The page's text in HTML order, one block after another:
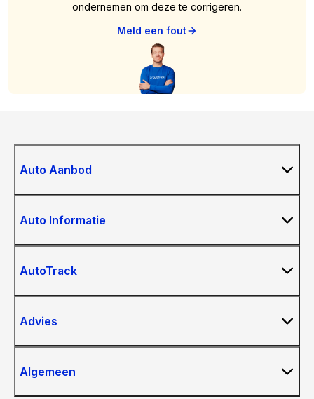
ondernemen om deze te corrigeren.
Meld een fout
Auto Aanbod
Auto Informatie
AutoTrack
Advies
Algemeen